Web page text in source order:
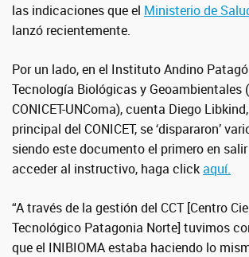
las indicaciones que el Ministerio de
lanzó recientemente.
Por un lado, en el Instituto Andino
Tecnología Biológicas y Geoambientales
CONICET-UNComa), cuenta Diego
principal del CONICET, se ‘dispararon’
siendo este documento el primero en
acceder al instructivo, haga clickaquí.
“A través de la gestión del CCT [Centro
Tecnológico Patagonia Norte] tuvimos
que el INIBIOMA estaba haciendo lo